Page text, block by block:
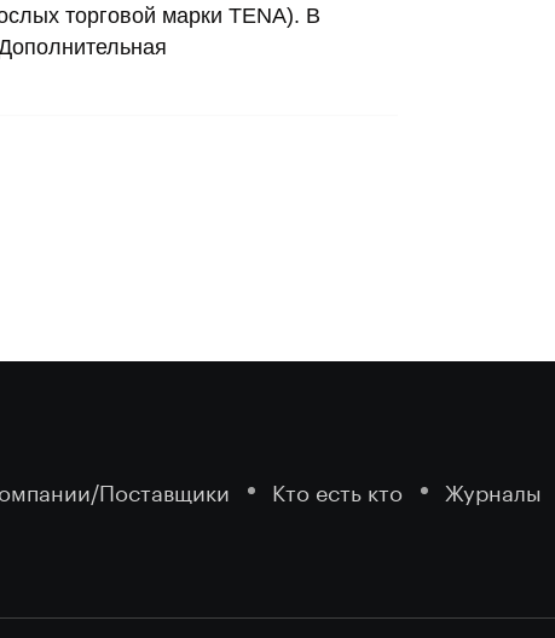
торговой марки TENA). В
Поставщики Кто есть кто Журналы